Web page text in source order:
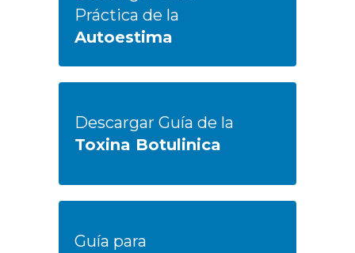
Práctica de la
Autoestima
Descargar Guía de la
Toxina Botulinica
Guía para